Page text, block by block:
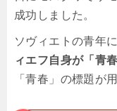
成功しました。
ソヴィエトの青年
ィエフ自身が「青
「青春」の標題が